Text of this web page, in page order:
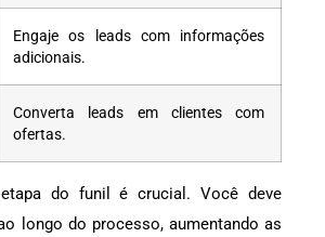
Engaje os leads com informações
adicionais.
Converta leads em clientes com
ofertas.
etapa do funil é crucial. Você deve
longo do processo, aumentando as